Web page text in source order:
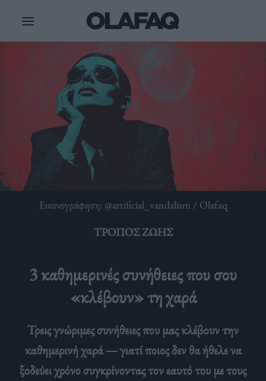
Εικονογράφηση: @artificial_vandalism / Olafaq
ΤΡΌΠΟΣ ΖΩΉΣ
3 καθημερινές συνήθειες που σου
«κλέβουν» τη χαρά
Τρεις γνώριμες συνήθειες που μας κλέβουν την
καθημερινή χαρά — γιατί ποιος δεν θα ήθελε να
ξοδεύει χρόνο συγκρίνοντας τον εαυτό του με τους